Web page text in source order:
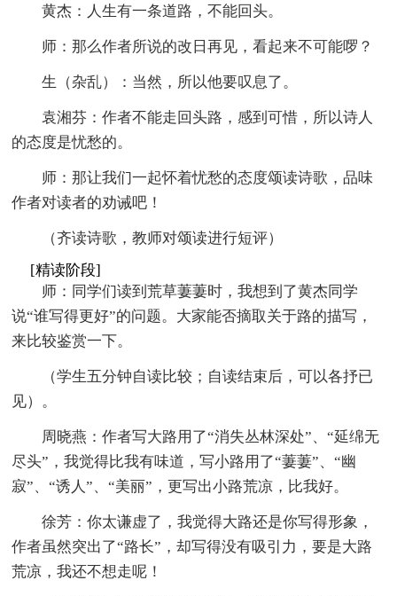
黄杰：人生有一条道路，不能回头。
师：那么作者所说的改日再见，看起来不可能啰？
生（杂乱）：当然，所以他要叹息了。
袁湘芬：作者不能走回头路，感到可惜，所以诗人
的态度是忧愁的。
师：那让我们一起怀着忧愁的态度颂读诗歌，品味
作者对读者的劝诫吧！
（齐读诗歌，教师对颂读进行短评）
[精读阶段]
师：同学们读到荒草萋萋时，我想到了黄杰同学
说“谁写得更好”的问题。大家能否摘取关于路的描写，
来比较鉴赏一下。
（学生五分钟自读比较；自读结束后，可以各抒已
见）。
周晓燕：作者写大路用了“消失丛林深处”、“延绵无
尽头”，我觉得比我有味道，写小路用了“萋萋”、“幽
寂”、“诱人”、“美丽”，更写出小路荒凉，比我好。
徐芳：你太谦虚了，我觉得大路还是你写得形象，
作者虽然突出了“路长”，却写得没有吸引力，要是大路
荒凉，我还不想走呢！